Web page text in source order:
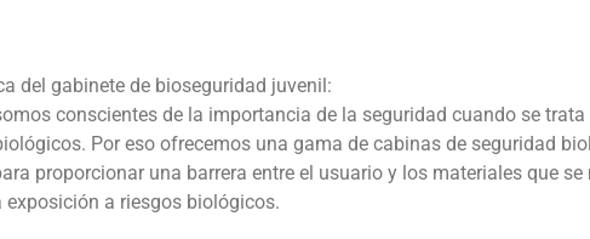
del gabinete de bioseguridad juvenil:
conscientes de la importancia de la seguridad cuando se
Por eso ofrecemos una gama de cabinas de seguridad
proporcionar una barrera entre el usuario y los materiales que
exposición a riesgos biológicos.